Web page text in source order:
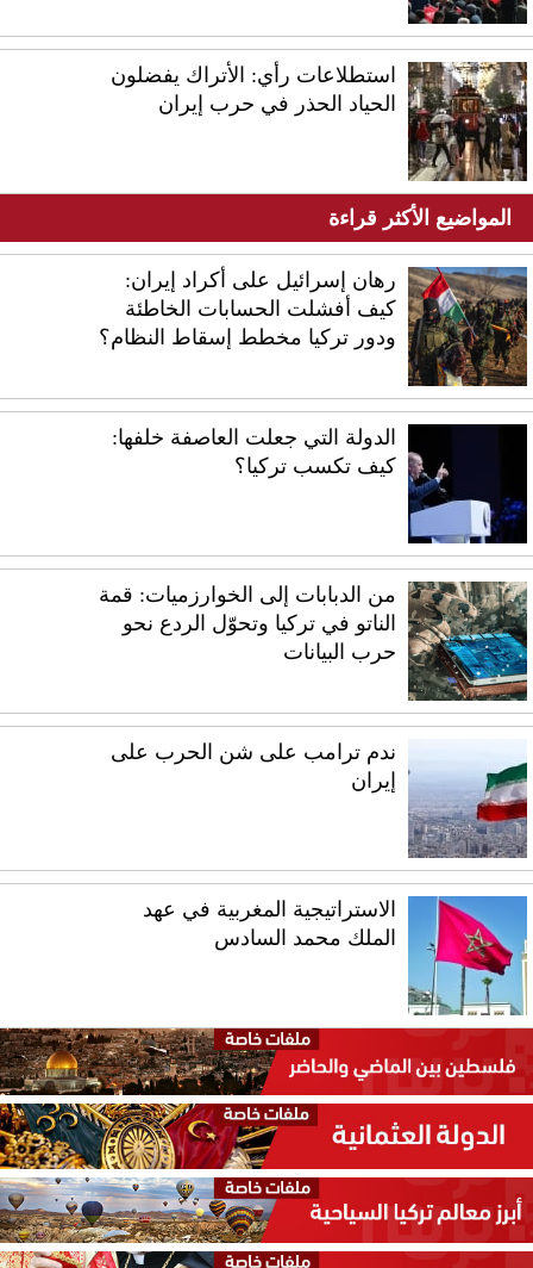
استطلاعات رأي: الأتراك يفضلون
الحياد الحذر في حرب إيران
المواضيع الأكثر قراءة
رهان إسرائيل على أكراد إيران:
كيف أفشلت الحسابات الخاطئة
ودور تركيا مخطط إسقاط النظام؟
الدولة التي جعلت العاصفة خلفها:
كيف تكسب تركيا؟
من الدبابات إلى الخوارزميات: قمة
الناتو في تركيا وتحوّل الردع نحو
حرب البيانات
ندم ترامب على شن الحرب على
إيران
الاستراتيجية المغربية في عهد
الملك محمد السادس